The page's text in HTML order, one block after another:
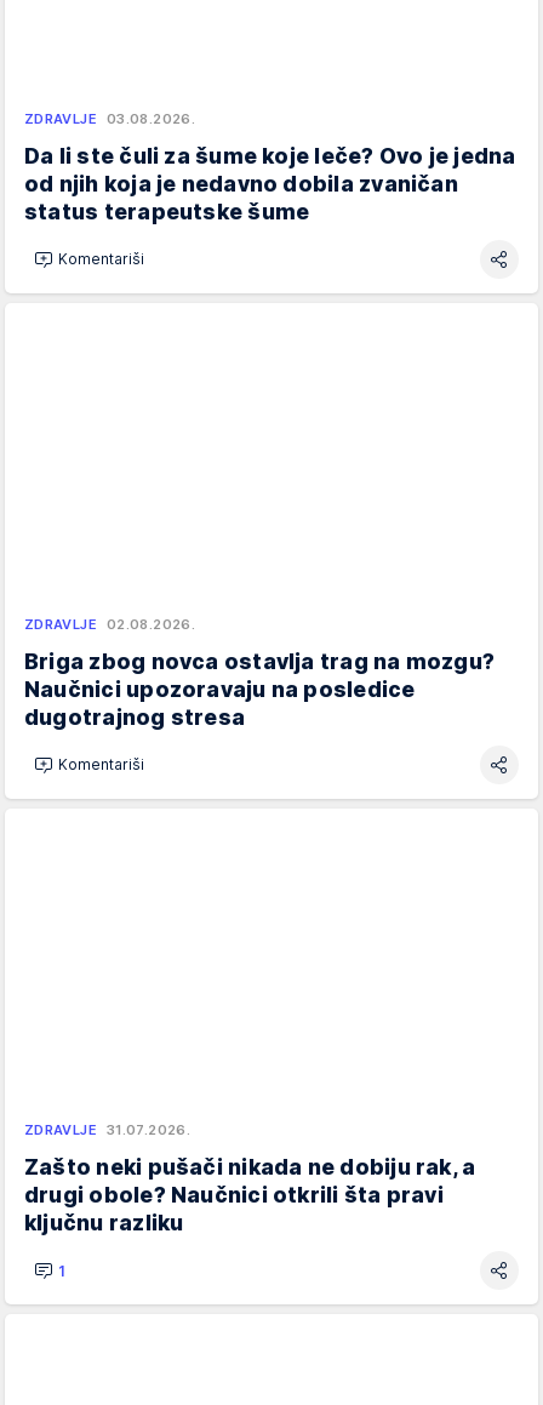
ZDRAVLJE 03.08.2026.
Da li ste čuli za šume koje leče? Ovo je jedna
od njih koja je nedavno dobila zvaničan
status terapeutske šume
Komentariši
ZDRAVLJE 02.08.2026.
Briga zbog novca ostavlja trag na mozgu?
Naučnici upozoravaju na posledice
dugotrajnog stresa
Komentariši
ZDRAVLJE 31.07.2026.
Zašto neki pušači nikada ne dobiju rak, a
drugi obole? Naučnici otkrili šta pravi
ključnu razliku
1